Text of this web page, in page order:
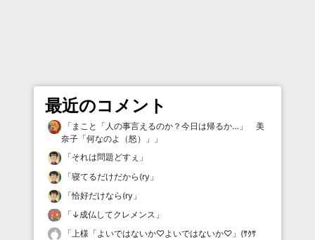
最近のコメント
「 まこと「人の事言えるのか？今日は帰るか…」 美
奈子「何なのよ（怒）」
」
「それは問題どすぇ 」
「寝てるだけだから(ry 」
「恰好だけなら(ry 」
「 ↓成仏してクレメンス 」
「上様「よいではないか♡よいではないか♡」(ｻｸｻ